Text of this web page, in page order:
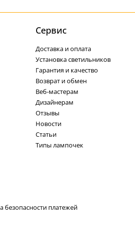
Cервис
Доставка и оплата
Установка светильников
Гарантия и качество
Возврат и обмен
Веб-мастерам
Дизайнерам
Отзывы
Новости
Статьи
Типы лампочек
безопасности платежей